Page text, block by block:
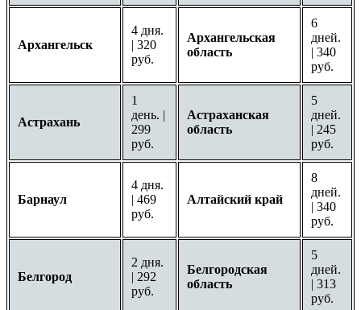
Архангельск
4 дня.
| 320
руб.
Архангельская
область
6
дней.
| 340
руб.
Астрахань
1
день. |
299
руб.
Астраханская
область
5
дней.
| 245
руб.
Барнаул
4 дня.
| 469
руб.
Алтайский край
8
дней.
| 340
руб.
Белгород
2 дня.
| 292
руб.
Белгородская
область
5
дней.
| 313
руб.